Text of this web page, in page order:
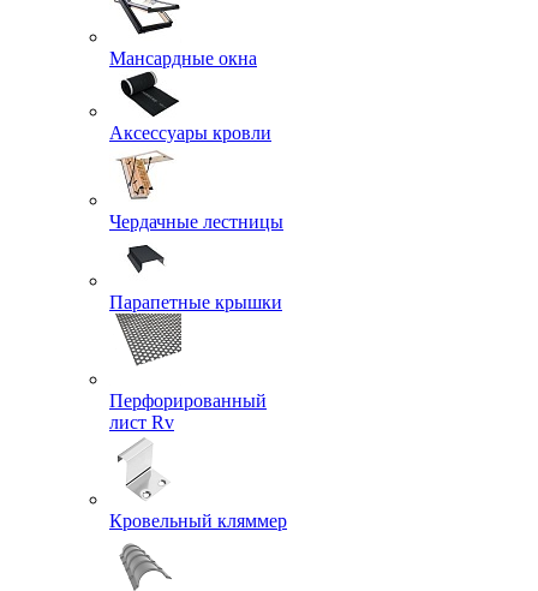
Мансардные окна
Аксессуары кровли
Чердачные лестницы
Парапетные крышки
Перфорированный
лист Rv
Кровельный кляммер